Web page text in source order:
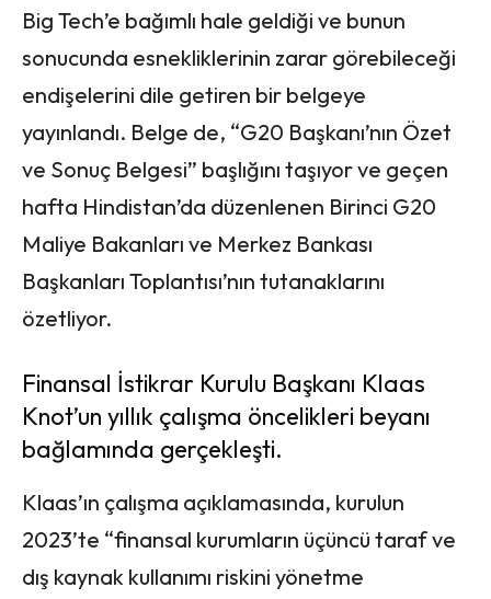
Big Tech’e bağımlı hale geldiği ve bunun
sonucunda esnekliklerinin zarar görebileceği
endişelerini dile getiren bir belgeye
yayınlandı. Belge de, “G20 Başkanı’nın Özet
ve Sonuç Belgesi” başlığını taşıyor ve geçen
hafta Hindistan’da düzenlenen Birinci G20
Maliye Bakanları ve Merkez Bankası
Başkanları Toplantısı’nın tutanaklarını
özetliyor.
Finansal İstikrar Kurulu Başkanı Klaas
Knot’un yıllık çalışma öncelikleri beyanı
bağlamında gerçekleşti.
Klaas’ın çalışma açıklamasında, kurulun
2023’te “finansal kurumların üçüncü taraf ve
dış kaynak kullanımı riskini yönetme